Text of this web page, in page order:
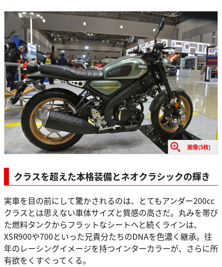
画像(5枚)
クラスを超えた本格装備とネオクラシックの輝き
実車を目の前にして驚かされるのは、とてもアンダー200cc
クラスとは思えない車体サイズと質感の高さだ。丸みを帯び
た燃料タンクからフラットなシートへと続くラインは、
XSR900や700といった兄貴分たちのDNAを色濃く継承。往
年のレーシングイメージを持つインターカラーが、さらに所
有欲をくすぐってくる。